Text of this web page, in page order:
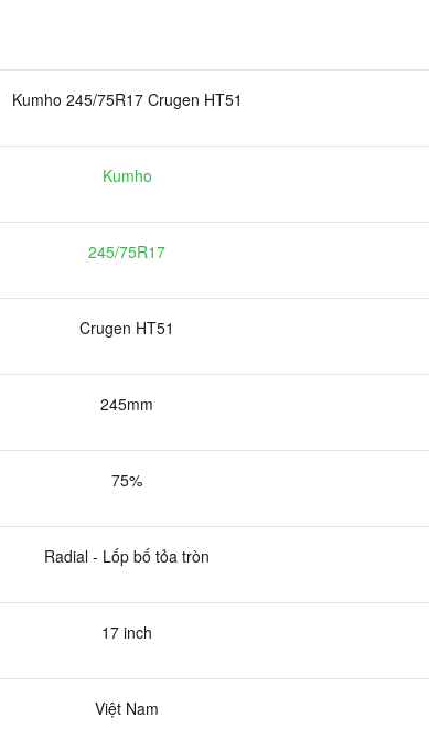
Kumho 245/75R17 Crugen HT51
Kumho
245/75R17
Crugen HT51
245mm
75%
Radial - Lốp bố tỏa tròn
17 inch
Việt Nam